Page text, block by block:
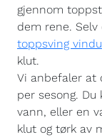
gjennom
dem rene.
toppsving vindu
klut.
Vi anbefaler at
per sesong.
vann, eller en
klut og tørk av